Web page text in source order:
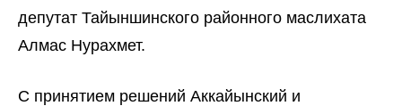
депутат Тайыншинского районного маслихата
Алмас Нурахмет.
С принятием решений Аккайынский и